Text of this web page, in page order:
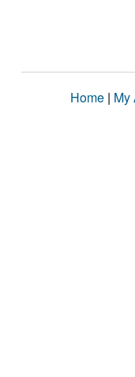
Home | My